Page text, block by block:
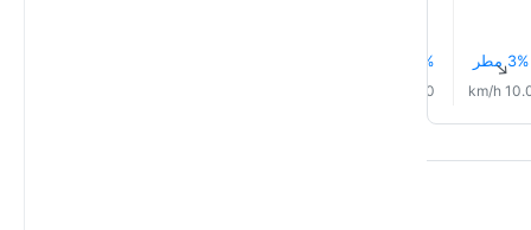
3% مطر↑
10.0
3% مطر
7.0 km/h